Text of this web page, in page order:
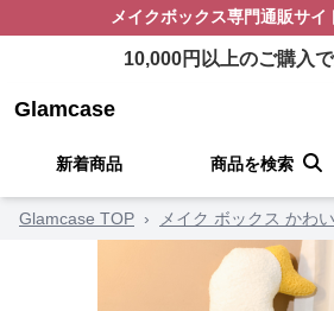
メイクボックス専門通販サイ
10,000円以上のご購入
Glamcase
新着商品 商品を検索
Glamcase TOP › メイク ボックス かわ